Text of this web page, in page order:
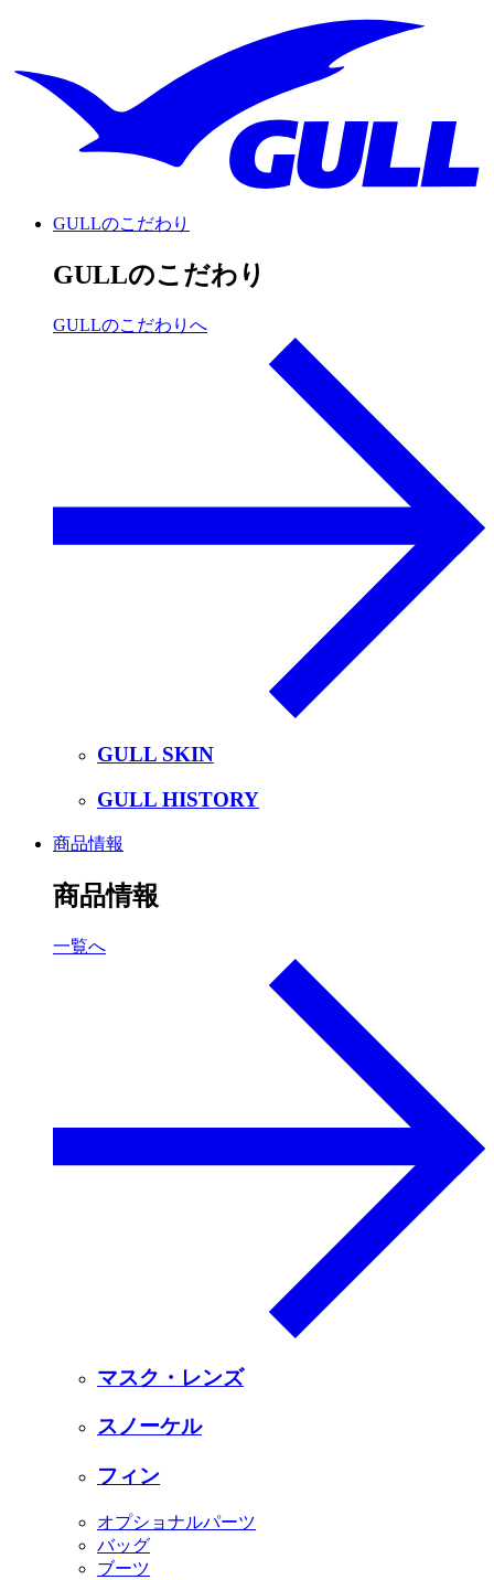
GULLのこだわり
GULLのこだわり
GULLのこだわりへ
GULL SKIN
GULL HISTORY
商品情報
商品情報
一覧へ
マスク・レンズ
スノーケル
フィン
オプショナルパーツ
バッグ
ブーツ